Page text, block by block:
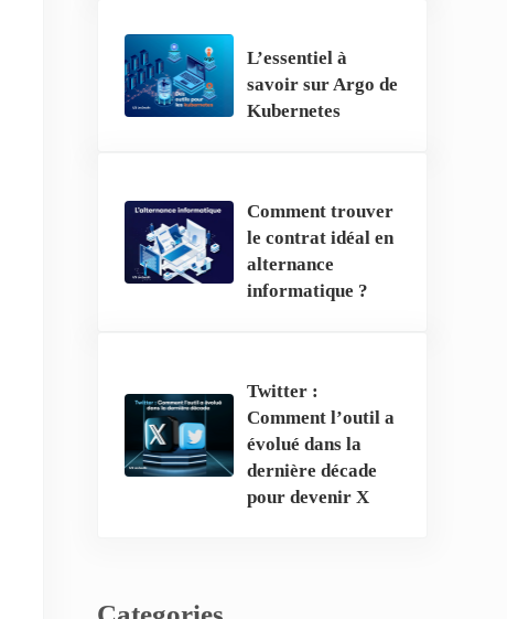
L’essentiel à
savoir sur Argo de
Kubernetes
Comment trouver
le contrat idéal en
alternance
informatique ?
Twitter :
Comment l’outil a
évolué dans la
dernière décade
pour devenir X